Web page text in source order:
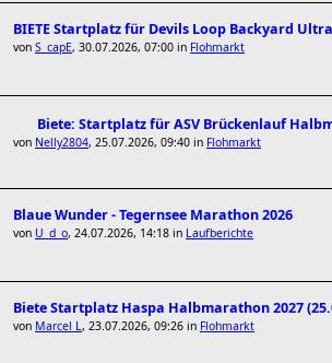
BIETE Startplatz für Devils Loop Backyard Ultra
von S_capE, 30.07.2026, 07:00 in Flohmarkt
Biete: Startplatz für ASV Brückenlauf
von Nelly2804, 25.07.2026, 09:40 in Flohmarkt
Blaue Wunder - Tegernsee Marathon 2026
von U_d_o, 24.07.2026, 14:18 in Laufberichte
Biete Startplatz Haspa Halbmarathon 2027
von Marcel L, 23.07.2026, 09:26 in Flohmarkt